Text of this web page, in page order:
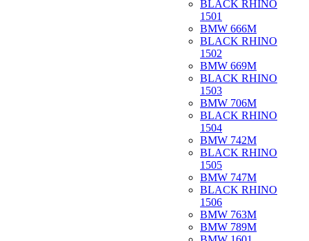
BLACK RHINO
1501
BMW 666M
BLACK RHINO
1502
BMW 669M
BLACK RHINO
1503
BMW 706M
BLACK RHINO
1504
BMW 742M
BLACK RHINO
1505
BMW 747M
BLACK RHINO
1506
BMW 763M
BMW 789M